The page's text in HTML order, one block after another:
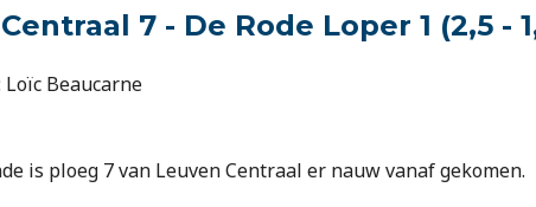
7 - De Rode Loper 1 (2,5 -
Beaucarne
is ploeg 7 van Leuven Centraal er nauw vanaf gekomen.